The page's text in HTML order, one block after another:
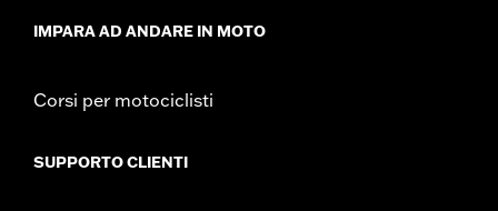
IMPARA AD ANDARE IN MOTO
Corsi per motociclisti
SUPPORTO CLIENTI